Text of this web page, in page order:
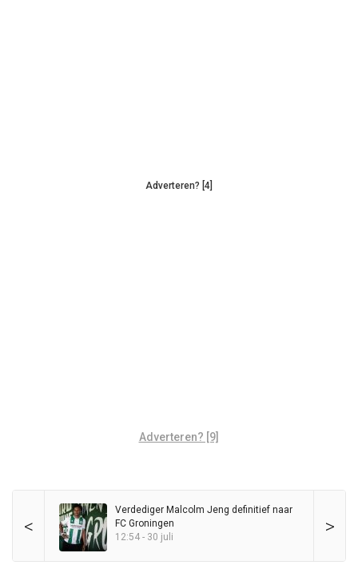
Adverteren? [4]
Adverteren? [9]
< >
Verdediger Malcolm Jeng definitief naar
FC Groningen
12:54 - 30 juli